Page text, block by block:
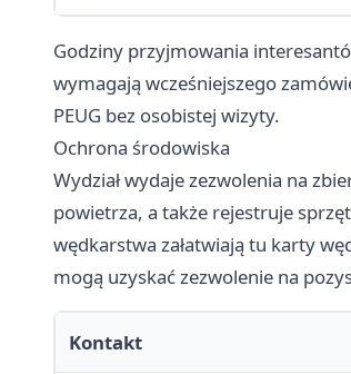
Godziny przyjmowania
wymagają wcześniejszego
PEUG bez osobistej wizyty.
Ochrona środowiska
Wydział wydaje zezwolenia na
powietrza, a także rejestruje
wędkarstwa załatwiają tu karty
mogą uzyskać zezwolenie na
Kontakt